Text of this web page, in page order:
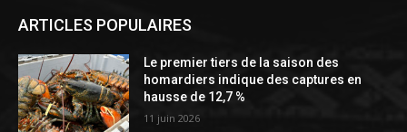
ARTICLES POPULAIRES
Le premier tiers de la saison des
homardiers indique des captures en
hausse de 12,7 %
11 juin 2026